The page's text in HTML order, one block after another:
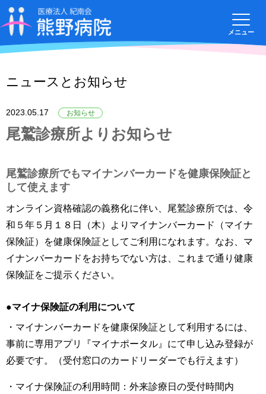
医療法
メニュー
ニュースとお知らせ
2023.05.17 お知らせ
尾鷲診療所よりお知らせ
尾鷲診療所でもマイナンバーカードを健康保険証と
して使えます
オンライン資格確認の義務化に伴い、尾鷲診療所では、令
和５年５月１８日（木）よりマイナンバーカード（マイナ
保険証）を健康保険証としてご利用になれます。なお、マ
イナンバーカードをお持ちでない方は、これまで通り健康
保険証をご提示ください。
●マイナ保険証の利用について
・マイナンバーカードを健康保険証として利用するには、
事前に専用アプリ『マイナポータル』にて申し込み登録が
必要です。（受付窓口のカードリーダーでも行えます）
・マイナ保険証の利用時間：外来診療日の受付時間内